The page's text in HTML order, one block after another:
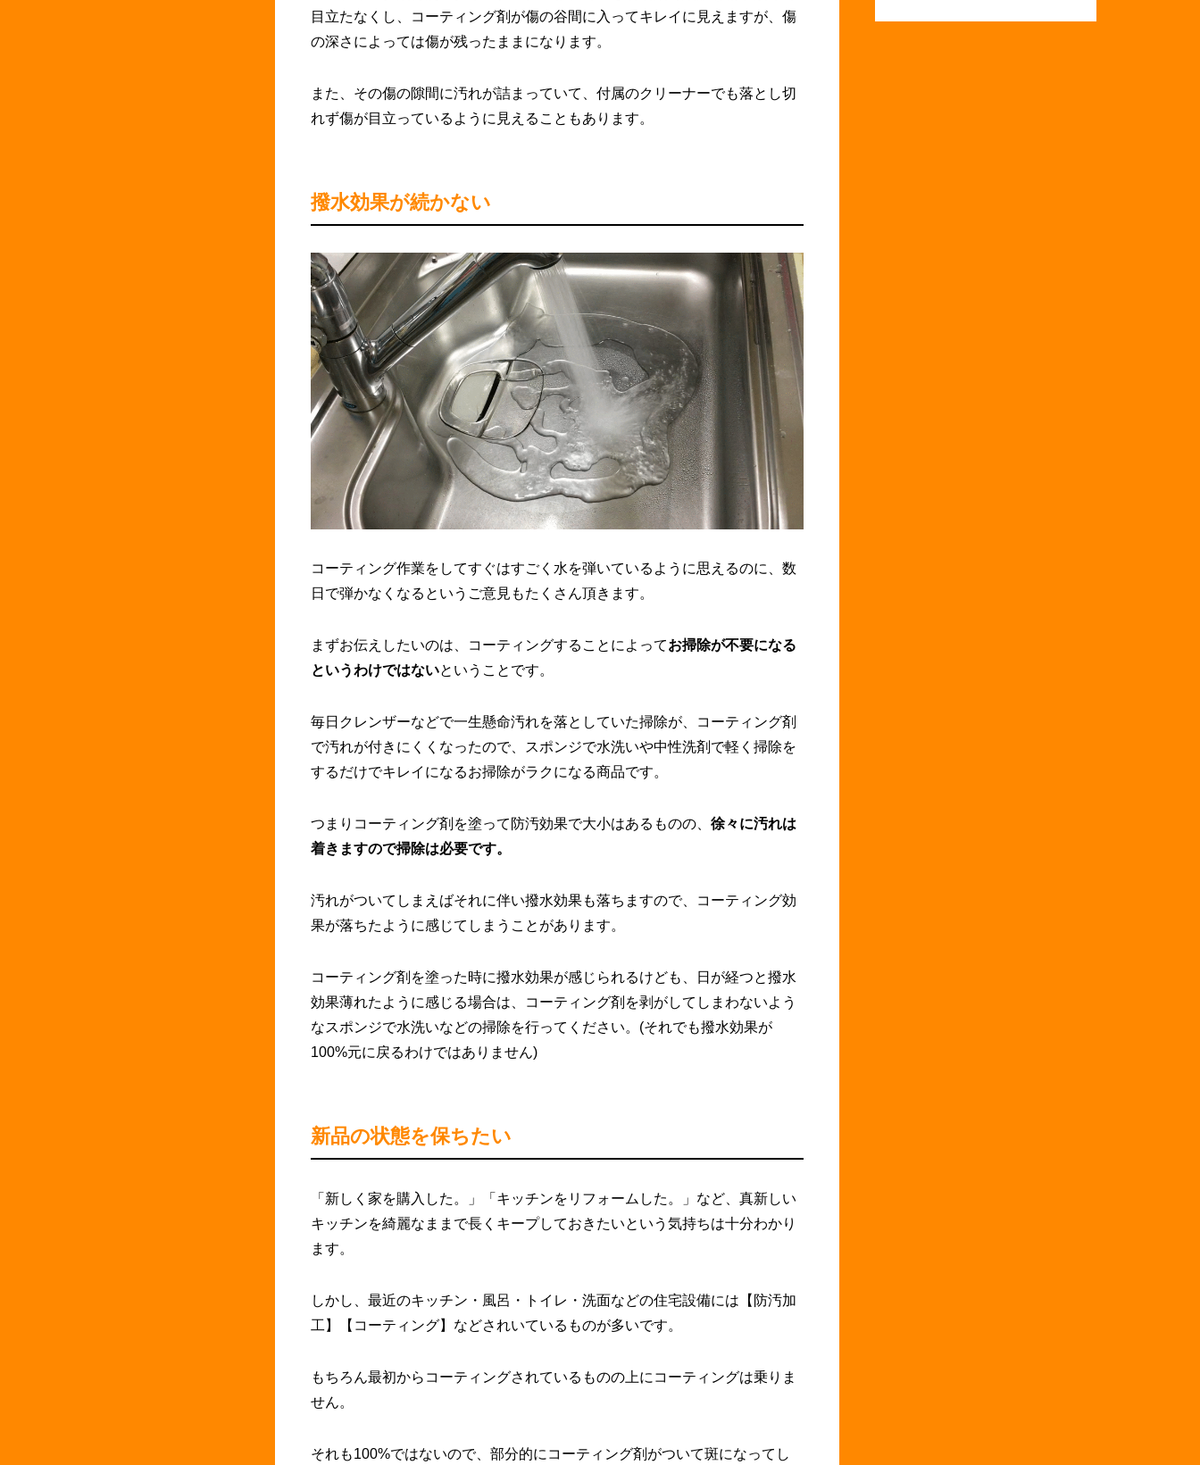
目立たなくし、コーティング剤が傷の谷間に入ってキレイに見えますが、傷
の深さによっては傷が残ったままになります。
また、その傷の隙間に汚れが詰まっていて、付属のクリーナーでも落とし切
れず傷が目立っているように見えることもあります。
撥水効果が続かない
コーティング作業をしてすぐはすごく水を弾いているように思えるのに、数
日で弾かなくなるというご意見もたくさん頂きます。
まずお伝えしたいのは、コーティングすることによってお掃除が不要になる
というわけではないということです。
毎日クレンザーなどで一生懸命汚れを落としていた掃除が、コーティング剤
で汚れが付きにくくなったので、スポンジで水洗いや中性洗剤で軽く掃除を
するだけでキレイになるお掃除がラクになる商品です。
つまりコーティング剤を塗って防汚効果で大小はあるものの、 徐々に汚れは
着きますので掃除は必要です。
汚れがついてしまえばそれに伴い撥水効果も落ちますので、コーティング効
果が落ちたように感じてしまうことがあります。
コーティング剤を塗った時に撥水効果が感じられるけども、日が経つと撥水
効果薄れたように感じる場合は、コーティング剤を剥がしてしまわないよう
なスポンジで水洗いなどの掃除を行ってください。(それでも撥水効果が
100%元に戻るわけではありません)
新品の状態を保ちたい
「新しく家を購入した。」「キッチンをリフォームした。」など、真新しい
キッチンを綺麗なままで長くキープしておきたいという気持ちは十分わかり
ます。
しかし、最近のキッチン・風呂・トイレ・洗面などの住宅設備には【防汚加
工】【コーティング】などされいているものが多いです。
もちろん最初からコーティングされているものの上にコーティングは乗りま
せん。
それも100%ではないので、部分的にコーティング剤がついて斑になってし